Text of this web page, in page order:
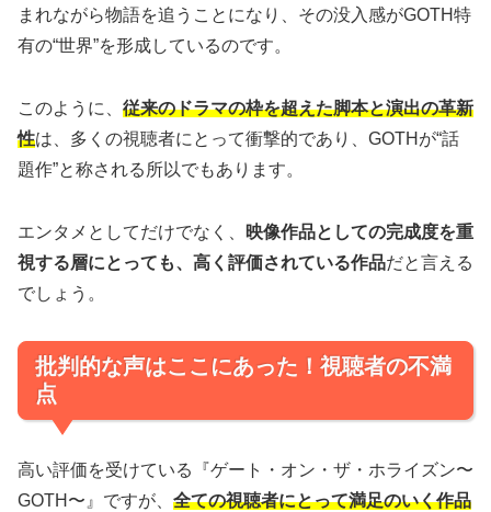
まれながら物語を追うことになり、その没入感がGOTH特
有の“世界”を形成しているのです。
このように、 従来のドラマの枠を超えた脚本と演出の革新
性は、多くの視聴者にとって衝撃的であり、GOTHが“話
題作”と称される所以でもあります。
エンタメとしてだけでなく、
映像作品としての完成度を重
視する層にとっても、高く評価されている作品だと言える
でしょう。
批判的な声はここにあった！視聴者の不満
点
高い評価を受けている『ゲート・オン・ザ・ホライズン〜
GOTH〜』ですが、 全ての視聴者にとって満足のいく作品